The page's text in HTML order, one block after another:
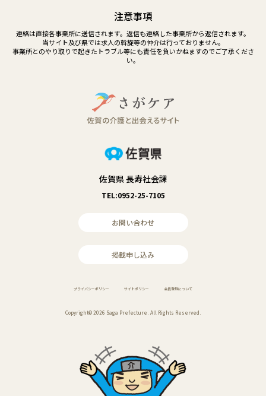
注意事項
連絡は直接各事業所に送信されます。返信も連絡した事業所から返信されます。
当サイト及び県では求人の斡旋等の仲介は行っておりません。
事業所とのやり取りで起きたトラブル等にも責任を負いかねますのでご了承くださ
い。
佐賀県 長寿社会課
TEL:0952-25-7105
お問い合わせ
掲載申し込み
プライバシーポリシー サイトポリシー 会員登録について
Copyright© 2026 Saga Prefecture. All Rights Reserved.